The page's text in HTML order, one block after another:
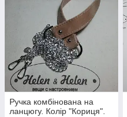
Ручка комбінована на
ланцюгу. Колір "Кориця".